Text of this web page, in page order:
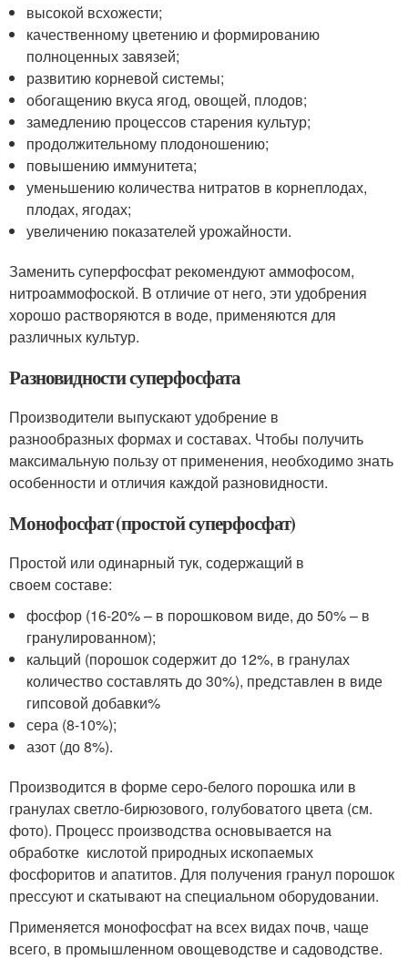
высокой всхожести;
качественному цветению и формированию
полноценных завязей;
развитию корневой системы;
обогащению вкуса ягод, овощей, плодов;
замедлению процессов старения культур;
продолжительному плодоношению;
повышению иммунитета;
уменьшению количества нитратов в корнеплодах,
плодах, ягодах;
увеличению показателей урожайности.
Заменить суперфосфат рекомендуют аммофосом,
нитроаммофоской. В отличие от него, эти удобрения
хорошо растворяются в воде, применяются для
различных культур.
Разновидности суперфосфата
Производители выпускают удобрение в
разнообразных формах и составах. Чтобы получить
максимальную пользу от применения, необходимо знать
особенности и отличия каждой разновидности.
Монофосфат (простой суперфосфат)
Простой или одинарный тук, содержащий в
своем составе:
фосфор (16-20% – в порошковом виде, до 50% – в
гранулированном);
кальций (порошок содержит до 12%, в гранулах
количество составлять до 30%), представлен в виде
гипсовой добавки%
сера (8-10%);
азот (до 8%).
Производится в форме серо-белого порошка или в
гранулах светло-бирюзового, голубоватого цвета (см.
фото). Процесс производства основывается на
обработке кислотой природных ископаемых
фосфоритов и апатитов. Для получения гранул порошок
прессуют и скатывают на специальном оборудовании.
Применяется монофосфат на всех видах почв, чаще
всего, в промышленном овощеводстве и садоводстве.